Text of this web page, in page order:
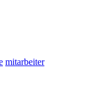
mitarbeiter